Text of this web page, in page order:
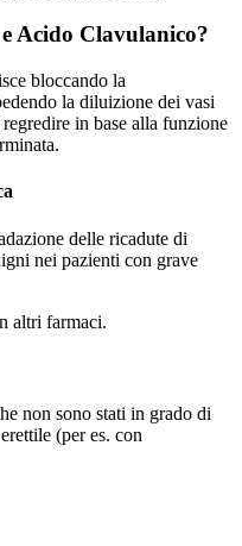
Acido Clavulanico?
bloccando la
la diluizione dei vasi
in base alla funzione
delle ricadute di
nei pazienti con grave
altri farmaci.
non sono stati in grado di
(per es. con